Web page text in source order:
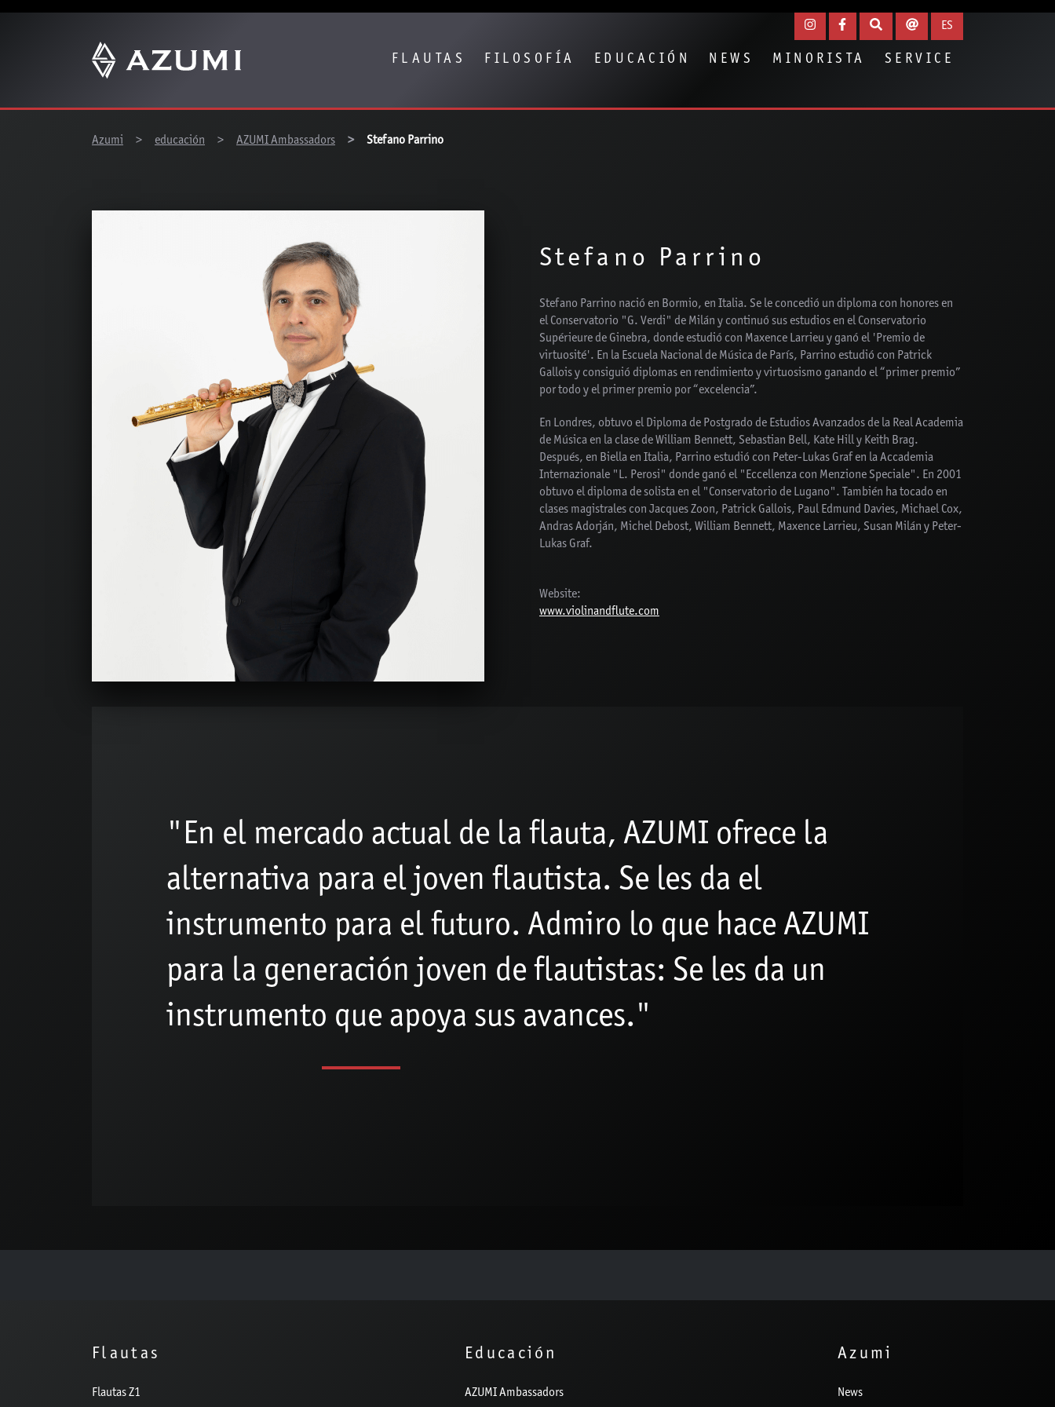
FLAUTAS FILOSOFÍA EDUCACIÓN NEWS MINORISTA SERVICE
ES
Azumi
educación AZUMI Ambassadors Stefano Parrino
Stefano Parrino
Stefano Parrino nació en Bormio, en Italia. Se le concedió un diploma con honores en
el Conservatorio "G. Verdi" de Milán y continuó sus estudios en el Conservatorio
Supérieure de Ginebra, donde estudió con Maxence Larrieu y ganó el 'Premio de
virtuosité'. En la Escuela Nacional de Música de París, Parrino estudió con Patrick
Gallois y consiguió diplomas en rendimiento y virtuosismo ganando el “primer premio”
por todo y el primer premio por “excelencia”.
En Londres, obtuvo el Diploma de Postgrado de Estudios Avanzados de la Real Academia
de Música en la clase de William Bennett, Sebastian Bell, Kate Hill y Keith Brag.
Después, en Biella en Italia, Parrino estudió con Peter-Lukas Graf en la Accademia
Internazionale "L. Perosi" donde ganó el "Eccellenza con Menzione Speciale". En 2001
obtuvo el diploma de solista en el "Conservatorio de Lugano". También ha tocado en
clases magistrales con Jacques Zoon, Patrick Gallois, Paul Edmund Davies, Michael Cox,
Andras Adorján, Michel Debost, William Bennett, Maxence Larrieu, Susan Milán y Peter-
Lukas Graf.
Website:
www.violinandflute.com
"En el mercado actual de la flauta, AZUMI ofrece la
alternativa para el joven flautista. Se les da el
instrumento para el futuro. Admiro lo que hace AZUMI
para la generación joven de flautistas: Se les da un
instrumento que apoya sus avances."
Flautas
Flautas Z1
Educación
AZUMI Ambassadors
Azumi
News